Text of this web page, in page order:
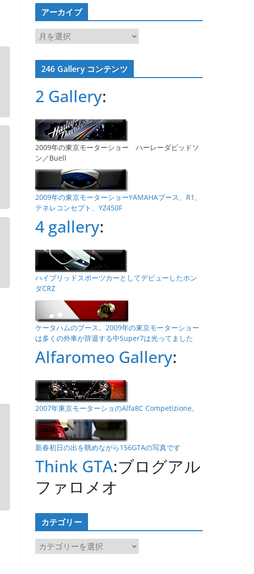
アーカイブ
ア
ー
カ
イ246 Gallery コンテンツ
2 Gallery:
2009年の東京モーターショー ハーレーダビッドソ
ン／Buell
2009年の東京モーターショーYAMAHAブース、R1、
テネレコンセプト、YZ450F
4 gallery:
ハイブリッドスポーツカーとしてデビューしたホン
ダCRZ
ケータハムのブース。2009年の東京モーターショー
は多くの外車が辞退する中Super7は光ってました
Alfaromeo Gallery:
2007年東京モーターショのAlfa8C Competizione。
新春初日の出を眺めながら156GTAの写真です
Think GTA:ブログアル
ファロメオ
カテゴリー
カ
テ